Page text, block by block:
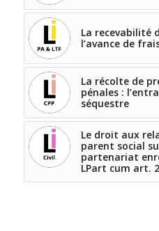
La recevabilité
l’avance de
La récolte de
pénales :
séquestre
Le droit aux
parent social
partenariat
LPart cum art.